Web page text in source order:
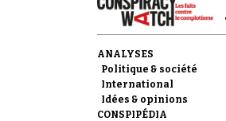
ANALYSES
Politique & société
International
Idées & opinions
CONSPIPÉDIA